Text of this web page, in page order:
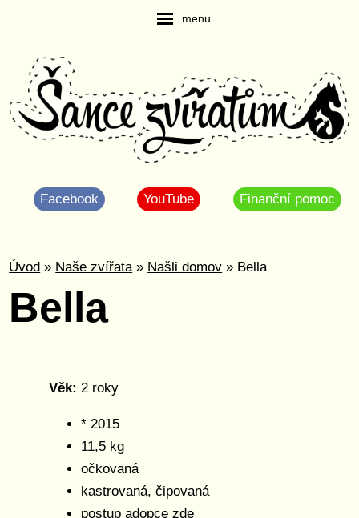
menu
Facebook YouTube Finanční pomoc
Úvod » Naše zvířata» Našli domov » Bella
Bella
Věk:2 roky
* 2015
11,5 kg
očkovaná
kastrovaná, čipovaná
postup adopcezde